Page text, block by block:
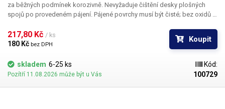
za běžných podmínek korozivně. Nevyžaduje čištění desky plošných
spojů po provedeném pájení. Pájené povrchy musí být čisté; bez oxidů a
217,80 Kč / ks
180 Kč bez DPH
Koupit
skladem 6-25 ks
Pozítří 11.08.2026 může být u Vás
Kód:
100729